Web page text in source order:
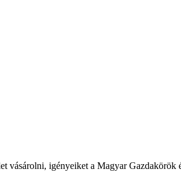
vásárolni, igényeiket a Magyar